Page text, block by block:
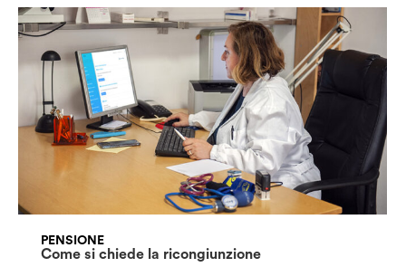
PENSIONE
Come si chiede la ricongiunzione